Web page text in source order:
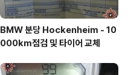
BMW 분당 Hockenheim - 10
000km점검 및 타이어 교체